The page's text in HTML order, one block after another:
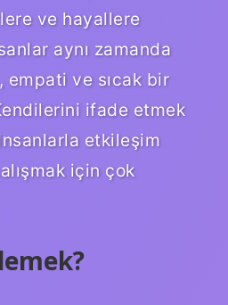
ve hayallere
aynı zamanda
ve sıcak bir
ifade etmek
etkileşim
için çok